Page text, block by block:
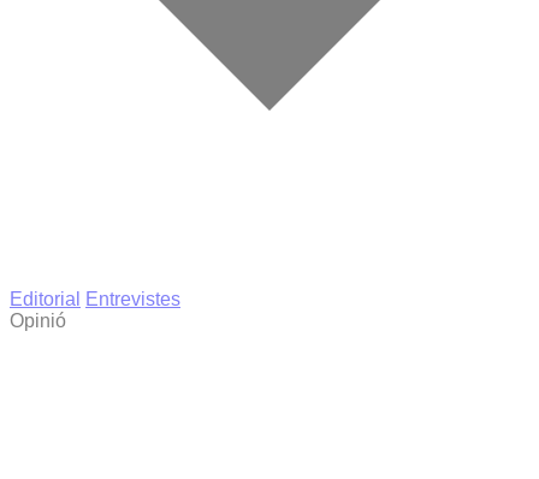
Editorial
Entrevistes
Opinió